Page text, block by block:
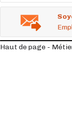
Haut de page -